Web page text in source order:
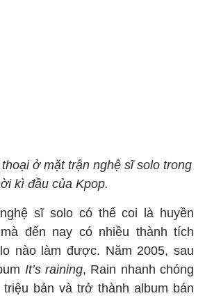
ở mặt trận nghệ sĩ solo trong
kì đầu của Kpop.
sĩ solo có thể coi là huyền
đến nay có nhiều thành tích
nào làm được. Năm 2005, sau
It’s raining, Rain nhanh chóng
bản và trở thành album bán